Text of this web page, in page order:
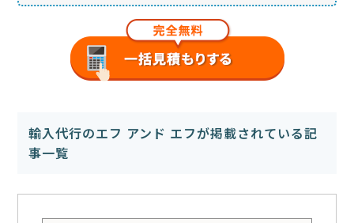
輸入代行のエフ アンド エフが掲載されている記
事一覧